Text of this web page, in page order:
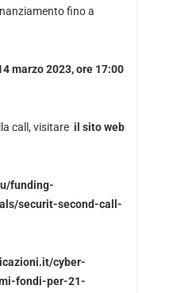
fino a
marzo 2023, ore 17:00
call, visitare il sito web
funding-
securit-second-call-
cyber-
fondi-per-21-